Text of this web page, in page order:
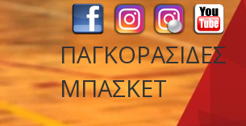
ΠΑΓΚΟΡΑΣΙΔΕΣ
ΜΠΑΣΚΕΤ